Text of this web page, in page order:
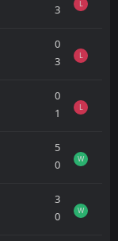
3
L
0
3
L
0
1
L
5
0
W
3
0
W